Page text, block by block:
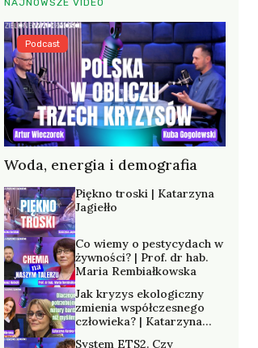
NAJNOWSZE VIDEO
Woda, energia i demografia
Podcast
Piękno troski | Katarzyna
Jagiełło
Co wiemy o pestycydach w
żywności? | Prof. dr hab.
Maria Rembiałkowska
Jak kryzys ekologiczny
zmienia współczesnego
człowieka? | Katarzyna
System ETS2. Czy